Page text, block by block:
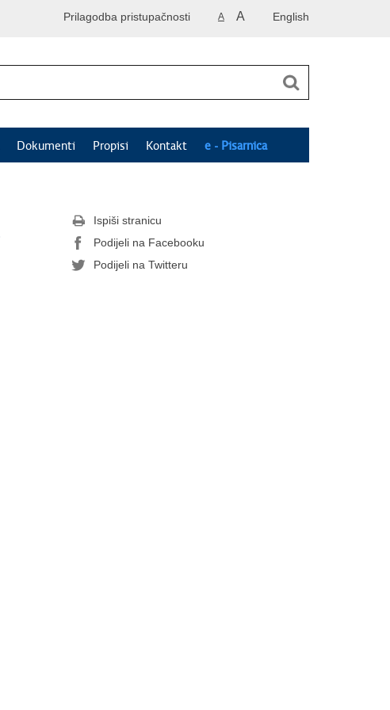
English
A A
Prilagodba pristupačnosti
Dokumenti Propisi Kontakt e - Pisarnica
Ispiši stranicu
Podijeli na Facebooku
Podijeli na Twitteru